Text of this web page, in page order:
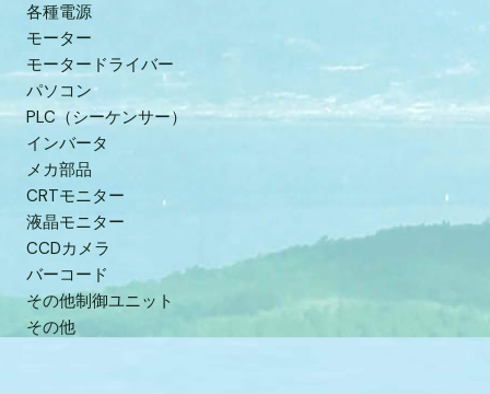
各種電源
モーター
モータードライバー
パソコン
PLC（シーケンサー）
インバータ
メカ部品
CRTモニター
液晶モニター
CCDカメラ
バーコード
その他制御ユニット
その他